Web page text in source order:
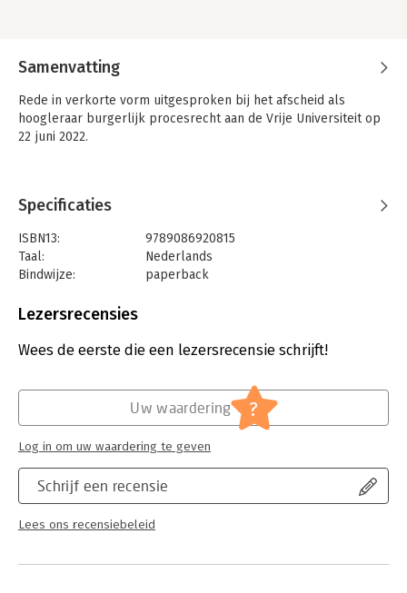
Samenvatting
Rede in verkorte vorm uitgesproken bij het afscheid als
hoogleraar burgerlijk procesrecht aan de Vrije Universiteit op
22 juni 2022.
Specificaties
ISBN13:
9789086920815
Taal:
Nederlands
Bindwijze:
paperback
Uitgever:
Verschijningsdatum:
14-9-2022
Burgerlijk procesrecht - Algemeen
Lezersrecensies
Wees de eerste die een lezersrecensie schrijft!
Schrijf een recensie
Lees ons recensiebeleid
Uw waardering ?
Log in om uw waardering te geven